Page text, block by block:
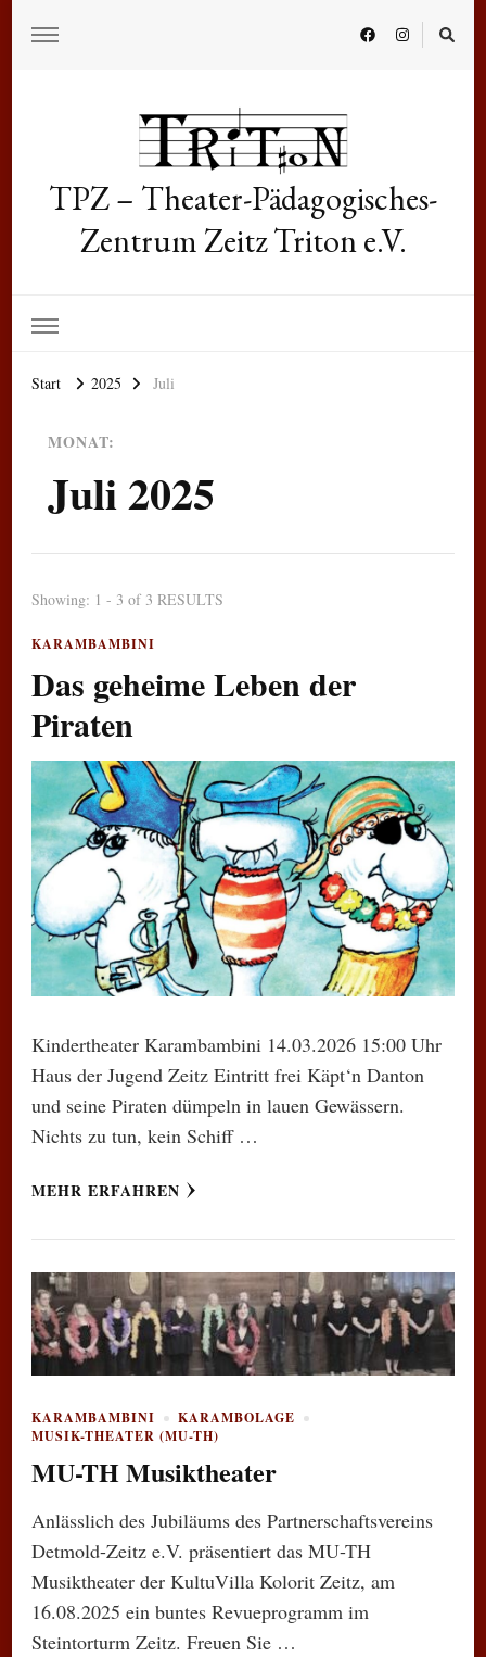
TPZ – Theater-Pädagogisches-
Zentrum Zeitz Triton e.V.
Start 2025 Juli
MONAT:
Juli 2025
Showing: 1 - 3 of 3 RESULTS
KARAMBAMBINI
Das geheime Leben der
Piraten
Kindertheater Karambambini 14.03.2026 15:00 Uhr
Haus der Jugend Zeitz Eintritt frei Käpt‘n Danton
und seine Piraten dümpeln in lauen Gewässern.
Nichts zu tun, kein Schiff …
MEHR ERFAHREN
KARAMBAMBINI
KARAMBOLAGE
MUSIK-THEATER (MU-TH)
MU-TH Musiktheater
Anlässlich des Jubiläums des Partnerschaftsvereins
Detmold-Zeitz e.V. präsentiert das MU-TH
Musiktheater der KultuVilla Kolorit Zeitz, am
16.08.2025 ein buntes Revueprogramm im
Steintorturm Zeitz. Freuen Sie …